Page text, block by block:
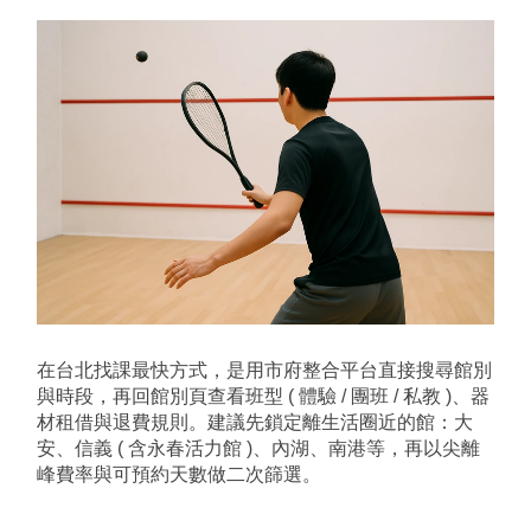
在台北找課最快方式，是用市府整合平台直接搜尋館別
與時段，再回館別頁查看班型 ( 體驗 / 團班 / 私教 )、器
材租借與退費規則。建議先鎖定離生活圈近的館：大
安、信義 ( 含永春活力館 )、內湖、南港等，再以尖離
峰費率與可預約天數做二次篩選。